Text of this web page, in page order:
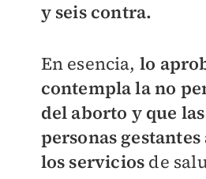
y seis contra.
En esencia, lo
contempla la no
del aborto y que
personas
los servicios de